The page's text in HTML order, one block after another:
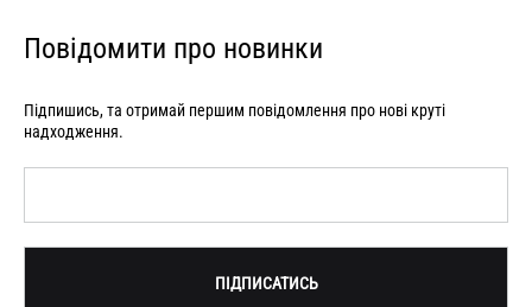
Повідомити про новинки
Підпишись, та отримай першим повідомлення про нові круті
надходження.